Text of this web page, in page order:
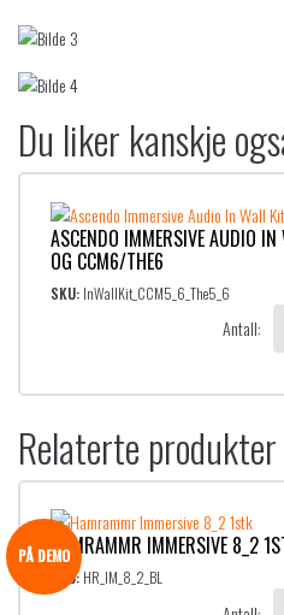
Du liker kanskje
ASCENDO IMMERSIVE AUDIO
OG CCM6/THE6
SKU: InWallKit_CCM5_6_The5_6
Antall:
Relaterte produkter
PÅ DEMOHAMRAMMR IMMERSIVE 8_2
SKU: HR_IM_8_2_BL